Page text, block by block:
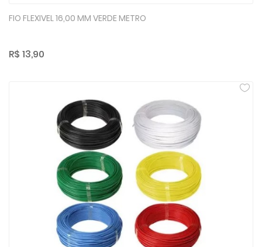
FIO FLEXIVEL 16,00 MM VERDE METRO
R$ 13,90